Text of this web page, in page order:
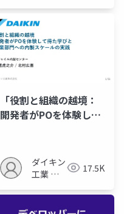
「役割と組織の越境：
開発者がPOを体験して
践」
ダイキン
工業 ア
内製セン
ター
17.5K